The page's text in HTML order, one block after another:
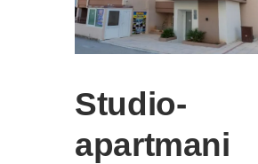
Studio-
apartmani